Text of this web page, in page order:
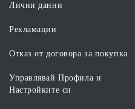
Лични данни
Рекламации
Отказ от договора за покупка
Управлявай Профила и
Настройките си